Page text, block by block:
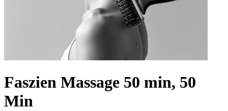
Faszien Massage 50 min, 50
Min